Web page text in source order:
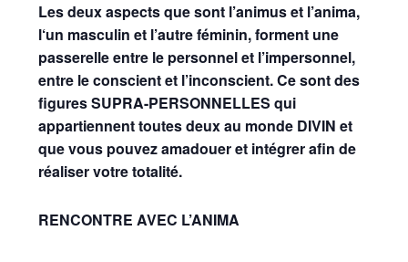
Les deux aspects que sont l’animus et l’anima,
l‘un masculin et l’autre féminin, forment une
passerelle entre le personnel et l’impersonnel,
entre le conscient et l’inconscient. Ce sont des
figures SUPRA-PERSONNELLES qui
appartiennent toutes deux au monde DIVIN et
que vous pouvez amadouer et intégrer afin de
réaliser votre totalité.
RENCONTRE AVEC L’ANIMA